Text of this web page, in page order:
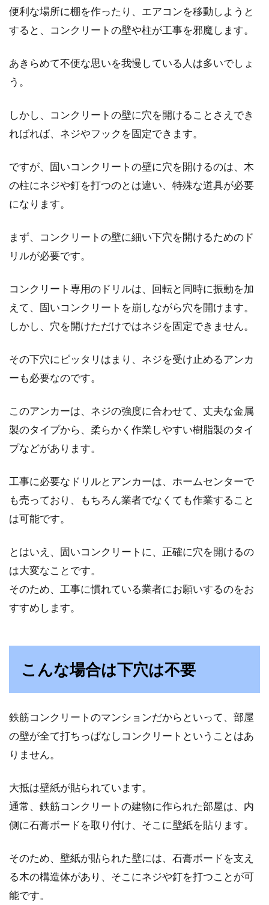
のは危険！火事の恐れも！
ニュースでよく耳にする「火事」ですが、コン
くあります。...
新築のインテリアを失敗しないため
に！ブログ紹介のポイント
新築を建てたら、誰でもおしゃれなインテリア
を使い、コーディネートを考えることでしょ
みなさんは、寝室にテレビを置いていますか？
その寝室のテレビは、大きいですか？それと
も、小さいです...
コーディネートをご紹介！
省電力・高効率・50Hz/60Hz両用・低騒音・ラ
【基本を学ぼう】インテリアコーデ
ィネートのポイント！
好きなデザインや色、柄のものを置くだけでは
雑然とした印...
壁にコーヒーのシミが！！コーヒー
のシミの落とし方
てしまいます。そしてシミはもちろん臭いも気
になって...
便利な場所に棚を作ったり、エアコンを移動しようと
すると、コンクリートの壁や柱が工事を邪魔します。
あきらめて不便な思いを我慢している人は多いでしょ
う。
しかし、コンクリートの壁に穴を開けることさえでき
ればれば、ネジやフックを固定できます。
ですが、固いコンクリートの壁に穴を開けるのは、木
の柱にネジや釘を打つのとは違い、特殊な道具が必要
になります。
まず、コンクリートの壁に細い下穴を開けるためのド
リルが必要です。
コンクリート専用のドリルは、回転と同時に振動を加
えて、固いコンクリートを崩しながら穴を開けます。
しかし、穴を開けただけではネジを固定できません。
その下穴にピッタリはまり、ネジを受け止めるアンカ
ーも必要なのです。
このアンカーは、ネジの強度に合わせて、丈夫な金属
製のタイプから、柔らかく作業しやすい樹脂製のタイ
プなどがあります。
工事に必要なドリルとアンカーは、ホームセンターで
も売っており、もちろん業者でなくても作業すること
は可能です。
とはいえ、固いコンクリートに、正確に穴を開けるの
は大変なことです。
そのため、工事に慣れている業者にお願いするのをお
すすめします。
こんな場合は下穴は不要
鉄筋コンクリートのマンションだからといって、部屋
の壁が全て打ちっぱなしコンクリートということはあ
りません。
大抵は壁紙が貼られています。
通常、鉄筋コンクリートの建物に作られた部屋は、内
側に石膏ボードを取り付け、そこに壁紙を貼ります。
そのため、壁紙が貼られた壁には、石膏ボードを支え
る木の構造体があり、そこにネジや釘を打つことが可
能です。